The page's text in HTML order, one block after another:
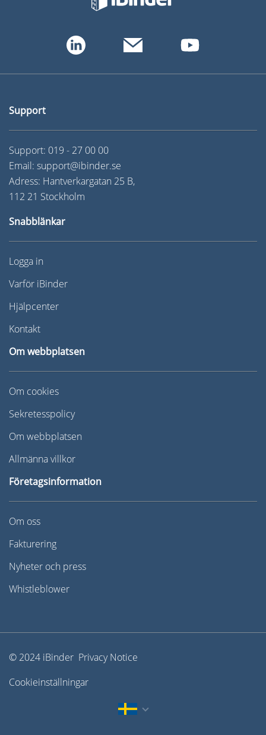
Support
Support: 019 - 27 00 00
Email: support@ibinder.se
Adress: Hantverkargatan 25 B,
112 21 Stockholm
Snabblänkar
Logga in
Varför iBinder
Hjälpcenter
Kontakt
Om webbplatsen
Om cookies
Sekretesspolicy
Om webbplatsen
Allmänna villkor
Företagsinformation
Om oss
Fakturering
Nyheter och press
Whistleblower
© 2024 iBinder Privacy Notice
Cookieinställningar